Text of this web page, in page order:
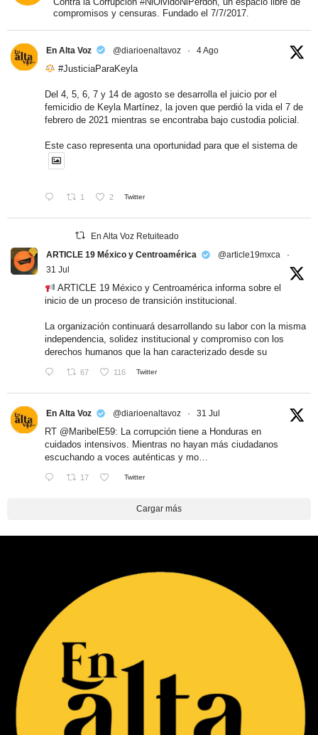
compromisos y censuras. Fundado el 7/7/2017.
En Alta Voz @diarioenaltavoz · 4 Ago
#JusticiaParaKeyla
Del 4, 5, 6, 7 y 14 de agosto se desarrolla el juicio por el
femicidio de Keyla Martínez, la joven que perdió la vida el 7 de
febrero de 2021 mientras se encontraba bajo custodia policial.
Este caso representa una oportunidad para que el sistema de
1 2 Twitter
En Alta Voz Retuiteado
ARTICLE 19 México y Centroamérica
@article19mxca
·
31 Jul
ARTICLE 19 México y Centroamérica informa sobre el
inicio de un proceso de transición institucional.
La organización continuará desarrollando su labor con la misma
independencia, solidez institucional y compromiso con los
derechos humanos que la han caracterizado desde su
67 116 Twitter
En Alta Voz @diarioenaltavoz · 31 Jul
RT @MaribelE59: La corrupción tiene a Honduras en
cuidados intensivos. Mientras no hayan más ciudadanos
escuchando a voces auténticas y mo…
17 Twitter
Cargar más